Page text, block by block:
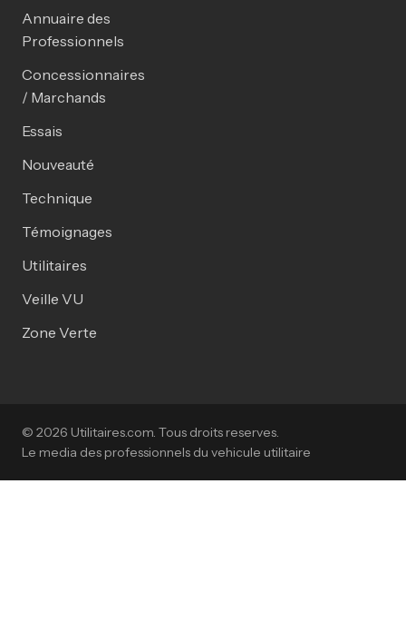
Annuaire des
Professionnels
Concessionnaires
/ Marchands
Essais
Nouveauté
Technique
Témoignages
Utilitaires
Veille VU
Zone Verte
© 2026 Utilitaires.com. Tous droits reserves.
Le media des professionnels du vehicule utilitaire